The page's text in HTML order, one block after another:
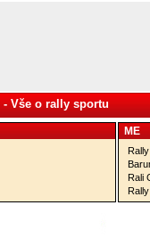
- Vše o rally sportu
ME
Rali